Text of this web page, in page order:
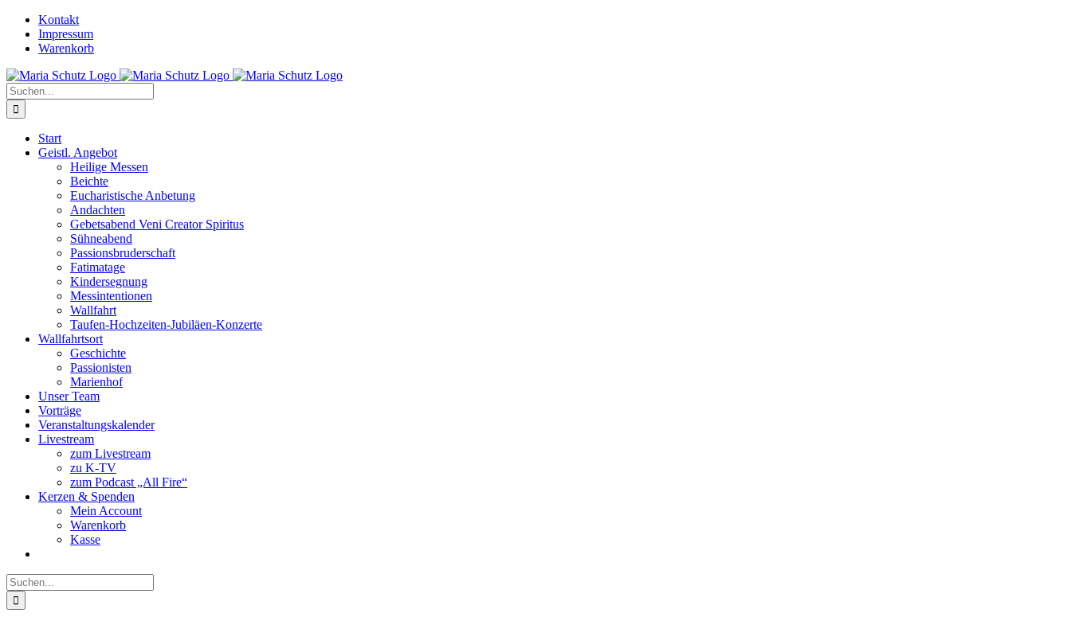
Zum
Inhalt
springen
YouTube
InstagramKontakt
Impressum
Warenkorb
Suche
nach:
Start
Geistl. Angebot
Heilige Messen
Beichte
Eucharistische Anbetung
Andachten
Gebetsabend Veni Creator Spiritus
Sühneabend
Passionsbruderschaft
Fatimatage
Kindersegnung
Messintentionen
Wallfahrt
Taufen-Hochzeiten-Jubiläen-Konzerte
Wallfahrtsort
Geschichte
Passionisten
Marienhof
Unser Team
Vorträge
Veranstaltungskalender
Livestream
zum Livestream
zu K-TV
zum Podcast „All Fire“
Kerzen & Spenden
Mein Account
Warenkorb
Kasse
Suche
nach: